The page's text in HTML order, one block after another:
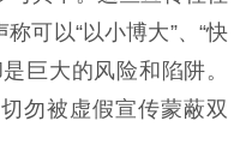
可以“以小博大”、“快
巨大的风险和陷阱。
勿被虚假宣传蒙蔽双